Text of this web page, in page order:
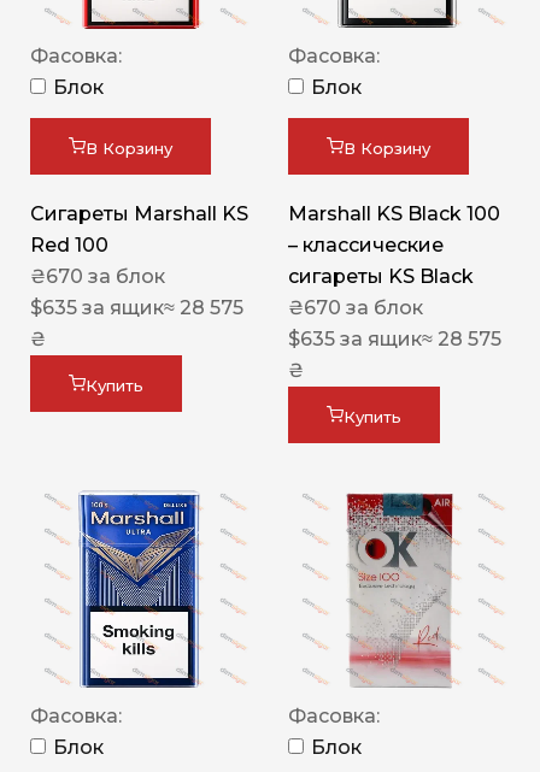
Фасовка:
Блок
В Корзину
Сигареты Marshall KS
Red 100
₴670 за блок
$635 за ящик≈ 28 575
₴
Купить
Фасовка:
Блок
В Корзину
Marshall KS Black 100
– классические
сигареты KS Black
₴670 за блок
$635 за ящик≈ 28 575
₴
Купить
Фасовка:
Блок
Фасовка:
Блок